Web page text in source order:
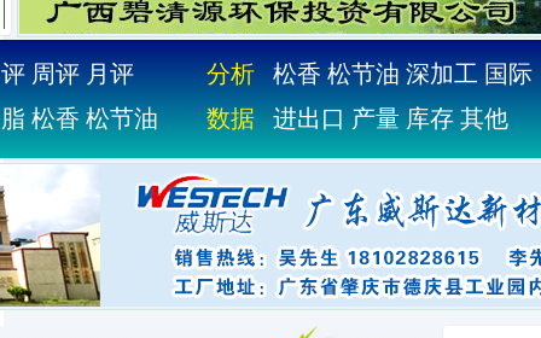
周评 月评 分析 松香 松节油 深加工 国际
松香 松节油 数据 进出口 产量 库存 其他